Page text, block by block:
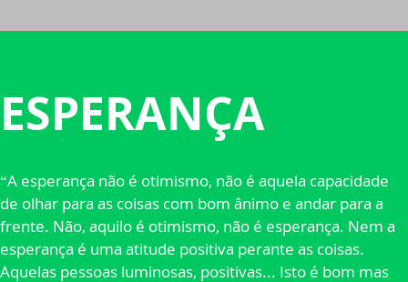
ESPERANÇA
“A esperança não é otimismo, não é aquela capacidade
de olhar para as coisas com bom ânimo e andar para a
frente. Não, aquilo é otimismo, não é esperança. Nem a
esperança é uma atitude positiva perante as coisas.
Aquelas pessoas luminosas, positivas... Isto é bom mas